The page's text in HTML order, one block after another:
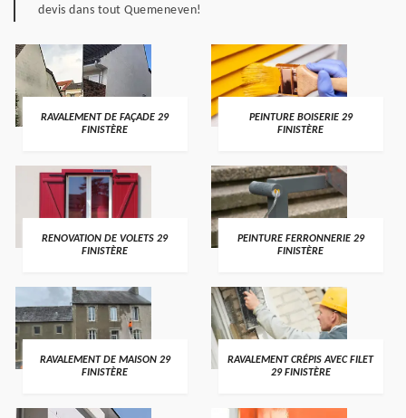
devis dans tout Quemeneven!
RAVALEMENT DE FAÇADE 29
FINISTÈRE
PEINTURE BOISERIE 29
FINISTÈRE
RENOVATION DE VOLETS 29
FINISTÈRE
PEINTURE FERRONNERIE 29
FINISTÈRE
RAVALEMENT DE MAISON 29
FINISTÈRE
RAVALEMENT CRÉPIS AVEC FILET
29 FINISTÈRE